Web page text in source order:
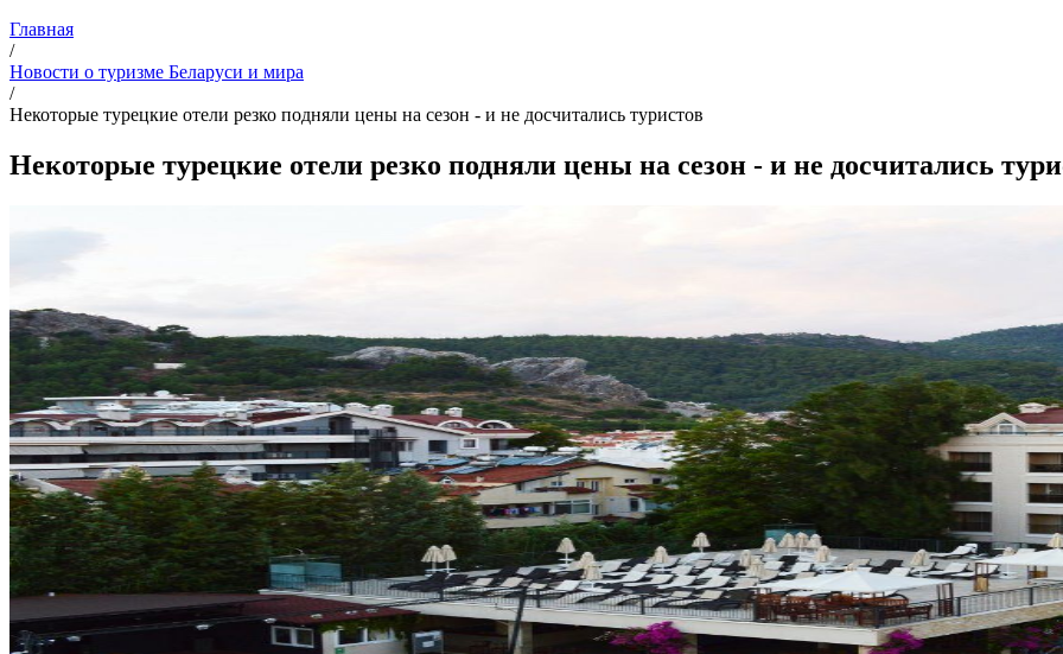
Главная
/
Новости о туризме Беларуси и мира
/
Некоторые турецкие отели резко подняли цены на сезон - и не досчитались туристов
Некоторые турецкие отели резко подняли цены на сезон - и не досчитались